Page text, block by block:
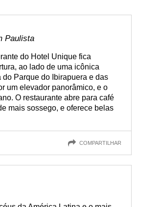
Paulista
do Hotel Unique fica
ao lado de uma icônica
Parque do Ibirapuera e das
um elevador panorâmico, e o
O restaurante abre para café
mais sossego, e oferece belas
COMPARTILHAR